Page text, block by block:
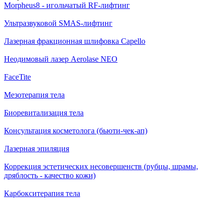
Morpheus8 - игольчатый RF-лифтинг
Ультразвуковой SMAS-лифтинг
Лазерная фракционная шлифовка Capello
Неодимовый лазер Aerolase NEO
FaceTite
Мезотерапия тела
Биоревитализация тела
Консультация косметолога (бьюти-чек-ап)
Лазерная эпиляция
Коррекция эстетических несовершенств (рубцы, шрамы,
дряблость - качество кожи)
Карбокситерапия тела